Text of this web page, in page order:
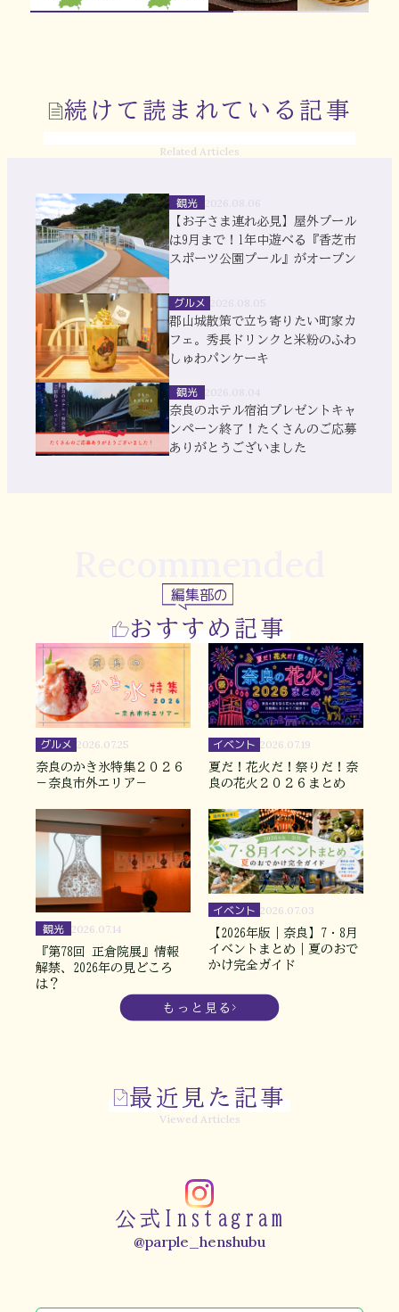
続けて読まれている記事
Related Articles
観光
【お子さま連れ必見】屋外プール
は9月まで！1年中遊べる『香芝市
スポーツ公園プール』がオープン
グルメ
郡山城散策で立ち寄りたい町家カ
フェ。秀長ドリンクと米粉のふわ
しゅわパンケーキ
観光
奈良のホテル宿泊プレゼントキャ
ンペーン終了！たくさんのご応募
ありがとうございました
編集部の
おすすめ記事
グルメ 2026.07.25
奈良のかき氷特集２０２６
－奈良市外エリア－
イベント 2026.07.19
夏だ！花火だ！祭りだ！奈
良の花火２０２６まとめ
観光 2026.07.14
『第78回 正倉院展』情報
解禁、2026年の見どころ
は？
イベント 2026.07.03
【2026年版｜奈良】7・8月
イベントまとめ｜夏のおで
かけ完全ガイド
もっと見る
最近見た記事
Viewed Articles
公式Instagram
@parple_henshubu